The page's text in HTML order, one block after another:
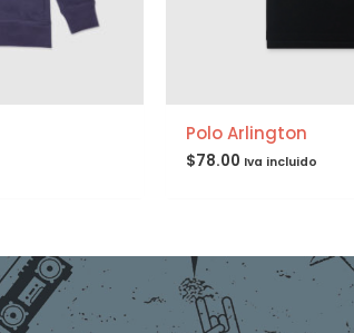
Polo Arlington
$78.00 Iva incluido